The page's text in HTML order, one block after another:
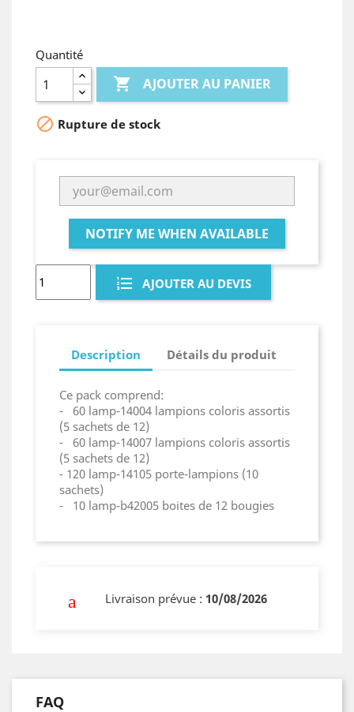
Quantité
 AJOUTER AU PANIER
 Rupture de stock
NOTIFY ME WHEN AVAILABLE
AJOUTER AU DEVIS
Description Détails du produit
Ce pack comprend:
- 60 lamp-14004 lampions coloris assortis
(5 sachets de 12)
- 60 lamp-14007 lampions coloris assortis
(5 sachets de 12)
- 120 lamp-14105 porte-lampions (10
sachets)
- 10 lamp-b42005 boites de 12 bougies
Livraison prévue : 10/08/2026
FAQ